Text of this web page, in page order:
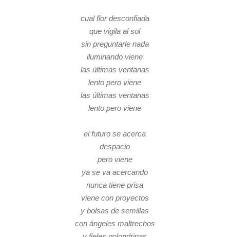
cual flor desconfiada
que vigila al sol
sin preguntarle nada
iluminando viene
las últimas ventanas
lento pero viene
las últimas ventanas
lento pero viene
el futuro se acerca
despacio
pero viene
ya se va acercando
nunca tiene prisa
viene con proyectos
y bolsas de semillas
con ángeles maltrechos